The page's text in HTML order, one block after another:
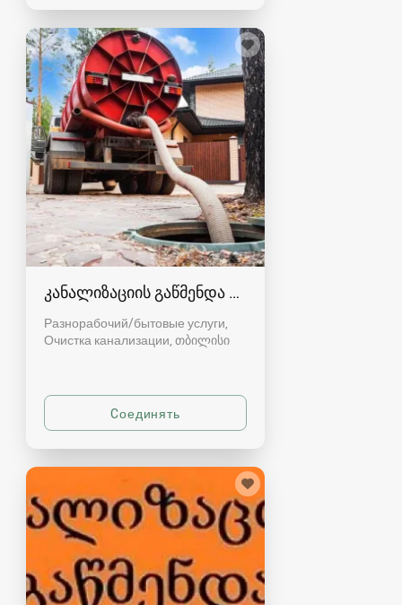
კანალიზაციის გაწმენდა თბილისი 557554000
Разнорабочий/бытовые услуги,
Очистка канализации თბილისი